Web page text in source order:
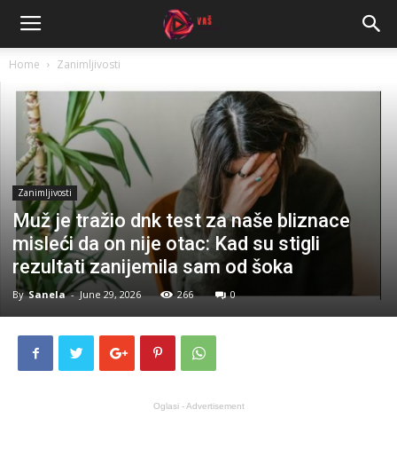
Home Zanimljivosti
Zanimljivosti
Muž je tražio dnk test za naše bliznace
misleći da on nije otac: Kad su stigli
rezultati zanijemila sam od šoka
By Sanela - June 29, 2026 266 0
Oglasi - Advertisement